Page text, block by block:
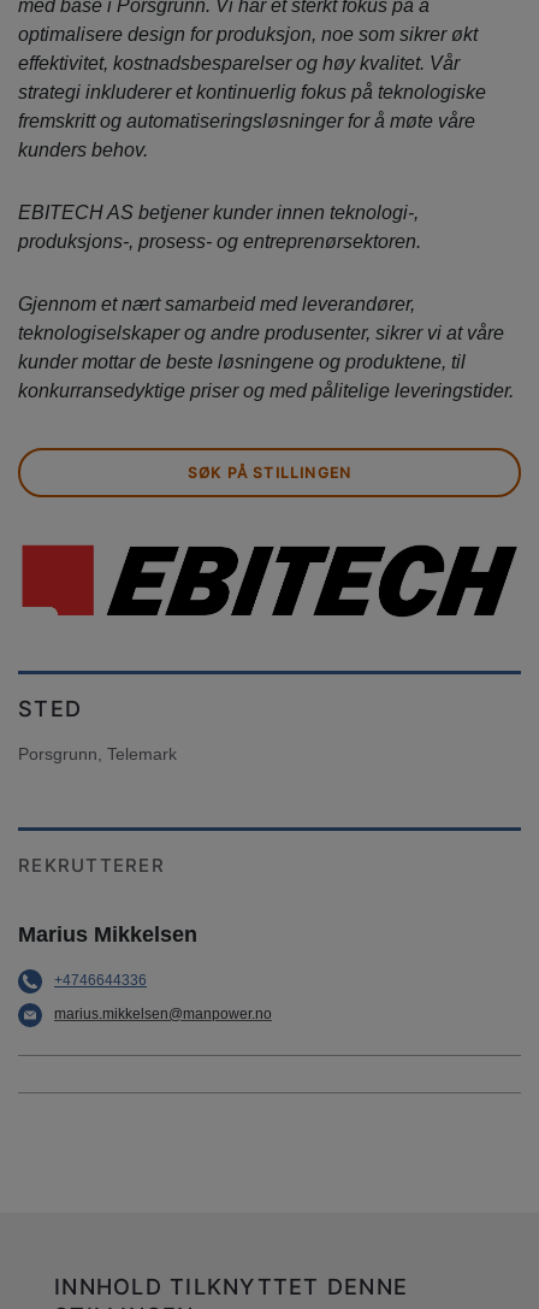
med base i Porsgrunn. Vi har et sterkt fokus på å
optimalisere design for produksjon, noe som sikrer økt
effektivitet, kostnadsbesparelser og høy kvalitet. Vår
strategi inkluderer et kontinuerlig fokus på teknologiske
fremskritt og automatiseringsløsninger for å møte våre
kunders behov.
​EBITECH AS betjener kunder innen teknologi-,
produksjons-, prosess- og entreprenørsektoren.
​Gjennom et nært samarbeid med leverandører,
teknologiselskaper og andre produsenter, sikrer vi at våre
kunder mottar de beste løsningene og produktene, til
konkurransedyktige priser og med pålitelige leveringstider.
SØK PÅ STILLINGEN
STED
Porsgrunn, Telemark
REKRUTTERER
Marius Mikkelsen
+4746644336
marius.mikkelsen@manpower.no
INNHOLD TILKNYTTET DENNE